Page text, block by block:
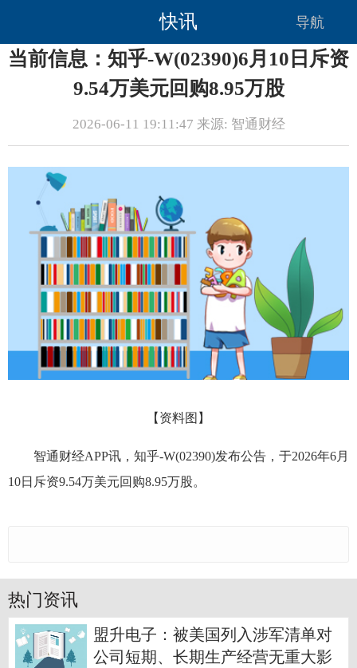
快讯 导航
当前信息：知乎-W(02390)6月10日斥资
9.54万美元回购8.95万股
2026-06-11 19:11:47 来源: 智通财经
【资料图】
智通财经APP讯，知乎-W(02390)发布公告，于2026年6月
10日斥资9.54万美元回购8.95万股。
热门资讯
盟升电子：被美国列入涉军清单对
公司短期、长期生产经营无重大影